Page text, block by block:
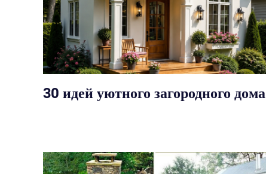
30 идей уютного загородного дома